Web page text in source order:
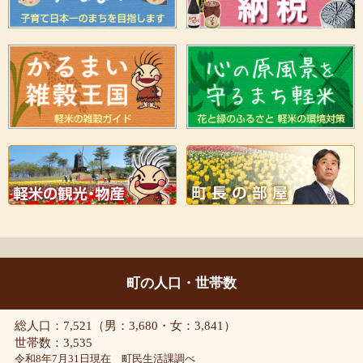
町の人口・世帯数
総人口：7,521（男：3,680・女：3,841）
世帯数：3,535
令和8年7月31日現在 町民生活課調べ